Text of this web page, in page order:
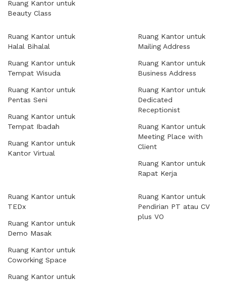
Ruang Kantor untuk
Beauty Class
Ruang Kantor untuk
Halal Bihalal
Ruang Kantor untuk
Tempat Wisuda
Ruang Kantor untuk
Pentas Seni
Ruang Kantor untuk
Tempat Ibadah
Ruang Kantor untuk
Kantor Virtual
Ruang Kantor untuk
Mailing Address
Ruang Kantor untuk
Business Address
Ruang Kantor untuk
Dedicated
Receptionist
Ruang Kantor untuk
Meeting Place with
Client
Ruang Kantor untuk
Rapat Kerja
Ruang Kantor untuk
TEDx
Ruang Kantor untuk
Demo Masak
Ruang Kantor untuk
Coworking Space
Ruang Kantor untuk
Ruang Kantor untuk
Pendirian PT atau CV
plus VO